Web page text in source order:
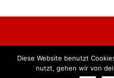
Alle Rechte vorbehalten. BKB
Diese Website benutzt
nutzt, gehen wir von